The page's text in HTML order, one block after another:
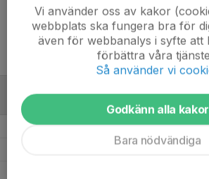
Ålder
14 år
ALLA SERIER
2026
Vi använder oss av kakor
webbplats ska fungera bra för
även för webbanalys i syfte att
förbättra våra
Så använder vi
Godkänn alla kakor
Bara nödvändiga